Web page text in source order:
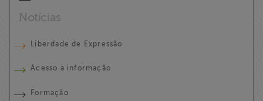
Notícias
Liberdade de Expressão
Acesso à informação
Formação